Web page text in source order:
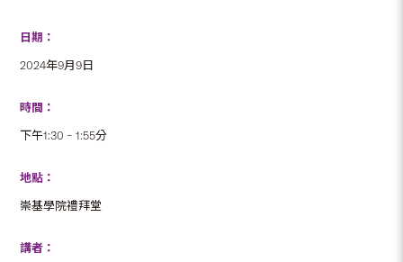
日期：
2024年9月9日
時間：
下午1:30 – 1:55分
地點：
崇基學院禮拜堂
講者：